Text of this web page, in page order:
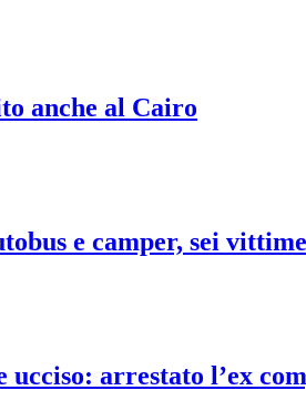
anche al Cairo
e camper, sei
arrestato l’ex